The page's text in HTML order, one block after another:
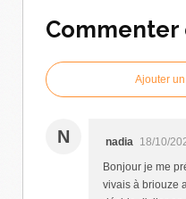
Ajouter
N nadia
18/10/
Bonjour je me
vivais à briouze